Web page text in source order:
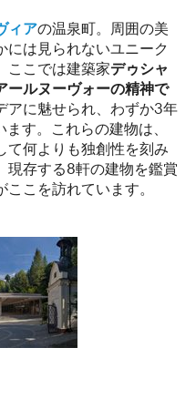
ィアの温泉町。周囲の美
には見られないユニーク
ここでは建築家デゥシャ
ールヌーヴォーの精神で
アに魅せられ、わずか3年
す。これらの建物は、
て何よりも独創性を刻み
現存する8軒の建物を鑑賞
こを訪れています。